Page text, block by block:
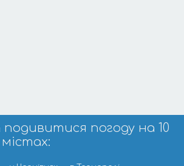
подивитися погоду на 10